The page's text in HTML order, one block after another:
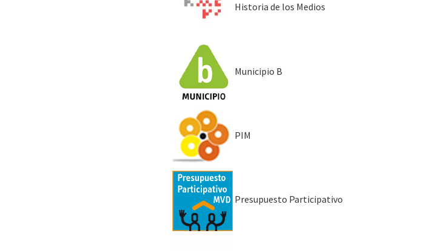
Historia de los Medios
Municipio B
PIM
Presupuesto Participativo